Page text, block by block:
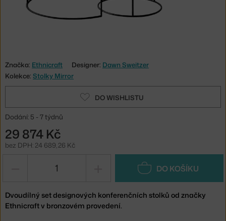
Značka: Ethnicraft Designer: Dawn Sweitzer
Kolekce: Stolky Mirror
DO WISHLISTU
Dodání: 5 - 7 týdnů
29 874 Kč
bez DPH: 24 689,26 Kč
DO KOŠÍKU
Dvoudílný set designových konferenčních stolků od značky
Ethnicraft v bronzovém provedení.